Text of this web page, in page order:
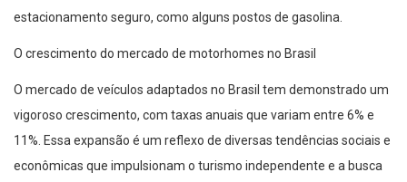
estacionamento seguro, como alguns postos de gasolina.
O crescimento do mercado de motorhomes no Brasil
O mercado de veículos adaptados no Brasil tem demonstrado um
vigoroso crescimento, com taxas anuais que variam entre 6% e
11%. Essa expansão é um reflexo de diversas tendências sociais e
econômicas que impulsionam o turismo independente e a busca